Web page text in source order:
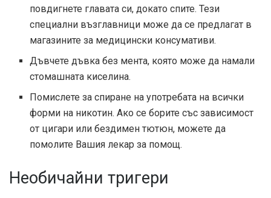
повдигнете главата си, докато спите. Тези
специални възглавници може да се предлагат в
магазините за медицински консумативи.
Дъвчете дъвка без мента, която може да намали
стомашната киселина.
Помислете за спиране на употребата на всички
форми на никотин. Ако се борите със зависимост
от цигари или бездимен тютюн, можете да
помолите Вашия лекар за помощ.
Необичайни тригери